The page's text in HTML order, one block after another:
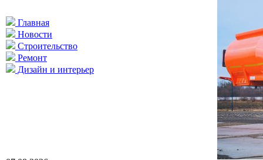
Главная
Новости
Строительство
Ремонт
Дизайн и интерьер